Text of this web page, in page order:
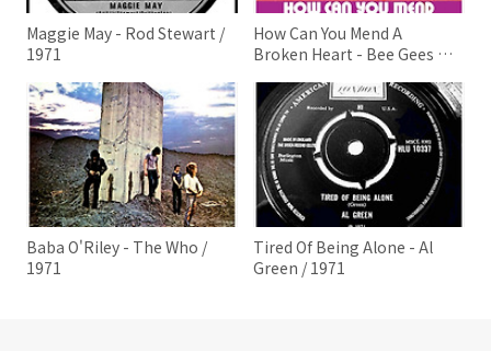
Maggie May - Rod Stewart /
1971
How Can You Mend A
Broken Heart - Bee Gees /
Baba O'Riley - The Who /
1971
Tired Of Being Alone - Al
Green / 1971